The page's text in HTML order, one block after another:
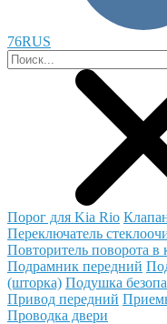
76RUS
Порог для Kia Rio
Переключатель
Повторитель поворота в
Подрамник передний
(шторка) Подушка
Привод передний
Проводка двери